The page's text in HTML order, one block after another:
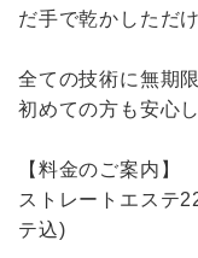
だ手で乾かしただ
全ての技術に無期
初めての方も安心
【料金のご案内】
ストレートエステ
テ込)